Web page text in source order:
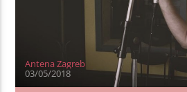
Antena Zagreb
03/05/2018